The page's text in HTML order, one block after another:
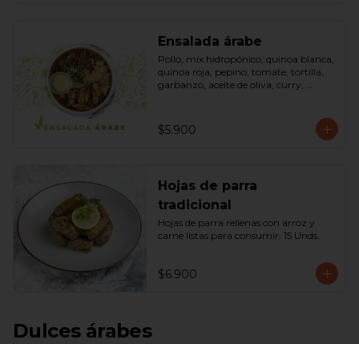
Ensalada árabe
Pollo, mix hidropónico, quinoa blanca,
quinoa roja, pepino, tomate, tortilla,
garbanzo, aceite de oliva, curry,
Bowl.
$5.900
Hojas de parra
tradicional
Hojas de parra rellenas con arroz y
carne listas para consumir. 15 Unds.
$6.900
Dulces árabes